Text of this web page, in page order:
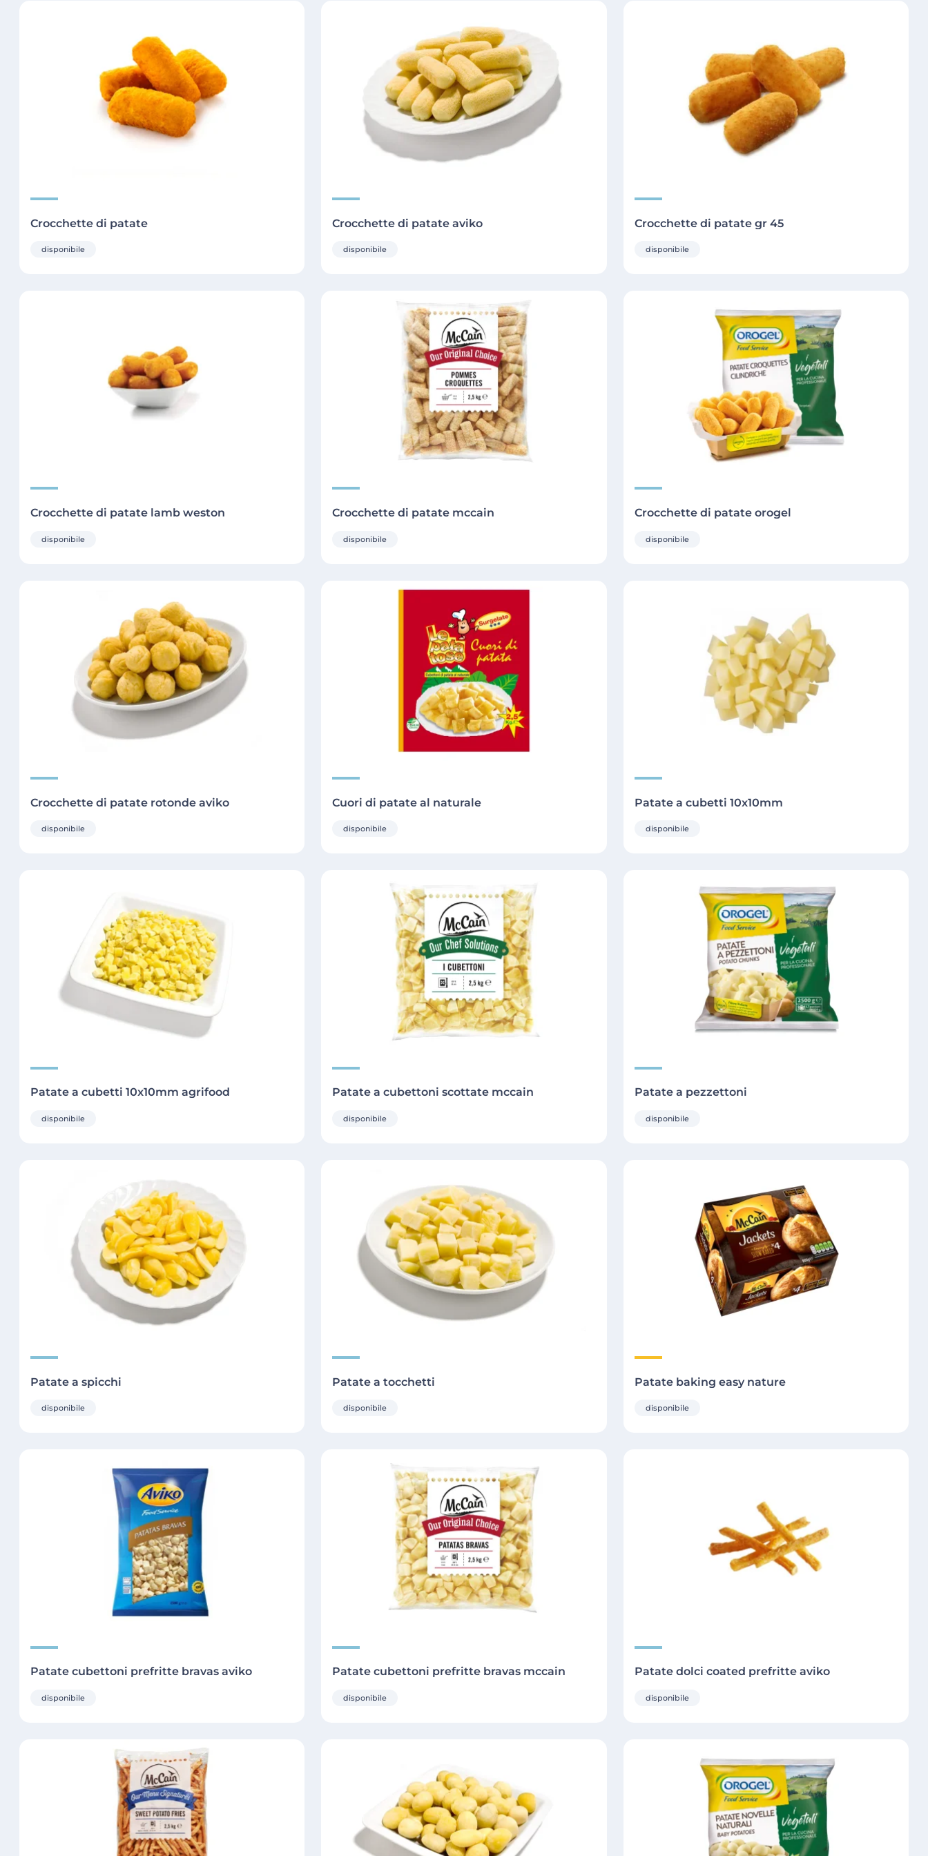
Crocchette di patate
disponibile
Crocchette di patate aviko
disponibile
Crocchette di patate gr 45
disponibile
Crocchette di patate lamb weston
disponibile
Crocchette di patate mccain
disponibile
Crocchette di patate orogel
disponibile
Crocchette di patate rotonde aviko
disponibile
Cuori di patate al naturale
disponibile
Patate a cubetti 10x10mm
disponibile
Patate a cubetti 10x10mm agrifood
disponibile
Patate a cubettoni scottate mccain
disponibile
Patate a pezzettoni
disponibile
Patate a spicchi
disponibile
Patate a tocchetti
disponibile
Patate baking easy nature
disponibile
Patate cubettoni prefritte bravas aviko
disponibile
Patate cubettoni prefritte bravas mccain
disponibile
Patate dolci coated prefritte aviko
disponibile